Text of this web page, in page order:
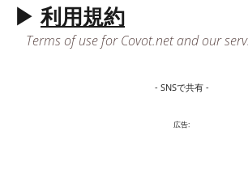
▶利用規約
Terms of use for Covot.net and our
- SNSで共有 -
広告: